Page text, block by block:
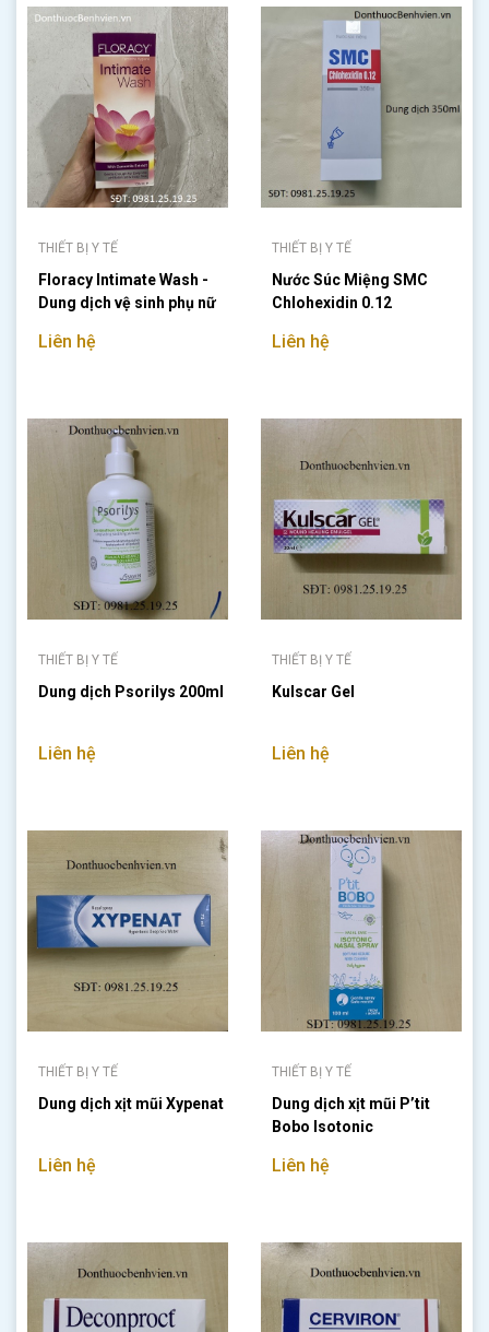
THIẾT BỊ Y TẾ
Floracy Intimate Wash -
Dung dịch vệ sinh phụ nữ
Liên hệ
THIẾT BỊ Y TẾ
Nước Súc Miệng SMC
Chlohexidin 0.12
Liên hệ
THIẾT BỊ Y TẾ
Dung dịch Psorilys 200ml
Liên hệ
THIẾT BỊ Y TẾ
Kulscar Gel
Liên hệ
THIẾT BỊ Y TẾ
Dung dịch xịt mũi Xypenat
Liên hệ
THIẾT BỊ Y TẾ
Dung dịch xịt mũi P’tit
Bobo Isotonic
Liên hệ